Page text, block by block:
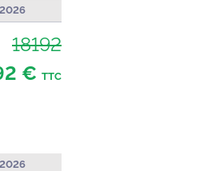
2026
18192
€ TTC
2026